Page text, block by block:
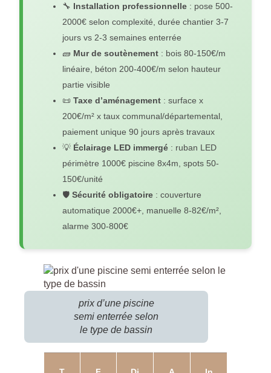
🔧 Installation professionnelle : pose 500-
2000€ selon complexité, durée chantier 3-7
jours vs 2-3 semaines enterrée
🧱 Mur de soutènement : bois 80-150€/m
linéaire, béton 200-400€/m selon hauteur
partie visible
📜 Taxe d’aménagement : surface x
200€/m² x taux communal/départemental,
paiement unique 90 jours après travaux
💡 Éclairage LED immergé : ruban LED
périmètre 1000€ piscine 8x4m, spots 50-
150€/unité
🛡️ Sécurité obligatoire : couverture
automatique 2000€+, manuelle 8-82€/m²,
alarme 300-800€
prix d’une piscine
semi enterrée selon
le type de bassin